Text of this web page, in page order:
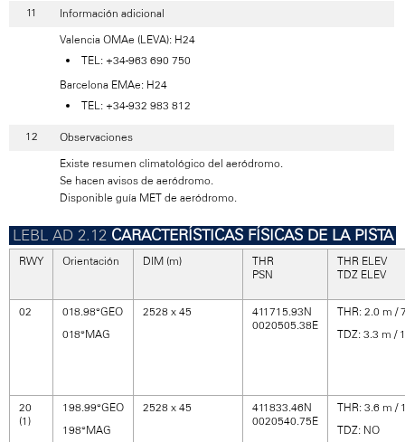
Información adicional
Valencia OMAe (LEVA): H24
TEL: +34-963 690 750
Barcelona EMAe: H24
TEL: +34-932 983 812
Observaciones
Existe resumen climatológico del aeródromo.
Se hacen avisos de aeródromo.
Disponible guía MET de aeródromo.
CARACTERÍSTICAS FÍSICAS DE LA PISTA
RWY Orientación DIM (m)
THR
PSN
THR ELEV
TDZ ELEV
02
018.98°GEO
018°MAG
2528 x 45
411715.93N
0020505.38E
THR: 2.0 m /
TDZ: 3.3 m /
20
(1)
198.99°GEO
198°MAG
2528 x 45
411833.46N
0020540.75E
THR: 3.6 m /
TDZ: NO